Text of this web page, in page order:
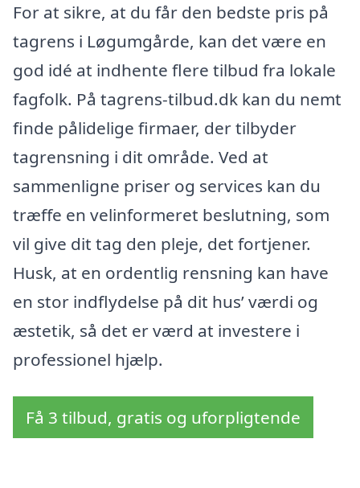
For at sikre, at du får den bedste pris på
tagrens i Løgumgårde, kan det være en
god idé at indhente flere tilbud fra lokale
fagfolk. På tagrens-tilbud.dk kan du nemt
finde pålidelige firmaer, der tilbyder
tagrensning i dit område. Ved at
sammenligne priser og services kan du
træffe en velinformeret beslutning, som
vil give dit tag den pleje, det fortjener.
Husk, at en ordentlig rensning kan have
en stor indflydelse på dit hus’ værdi og
æstetik, så det er værd at investere i
professionel hjælp.
Få 3 tilbud, gratis og uforpligtende